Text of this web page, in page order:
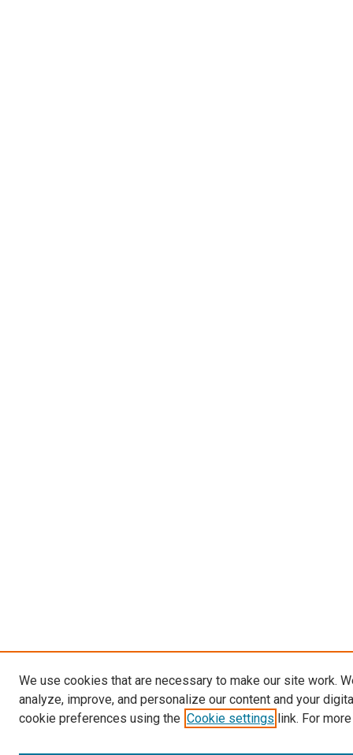
We use cookies that are necessary to make our site work.
analyze, improve, and personalize our content and your
cookie preferences using the Cookie settings link. For